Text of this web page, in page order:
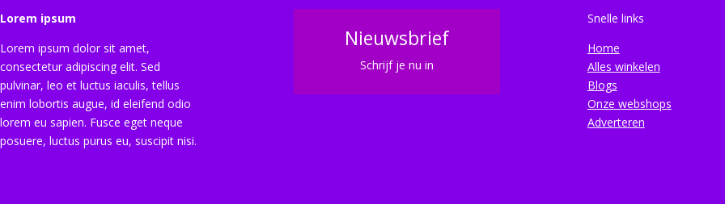
Lorem ipsum
Lorem ipsum dolor sit amet,
consectetur adipiscing elit. Sed
pulvinar, leo et luctus iaculis, tellus
enim lobortis augue, id eleifend odio
lorem eu sapien. Fusce eget neque
posuere, luctus purus eu, suscipit nisi.
Nieuwsbrief
Schrijf je nu in
Snelle links
Home
Alles winkelen
Blogs
Onze webshops
Adverteren